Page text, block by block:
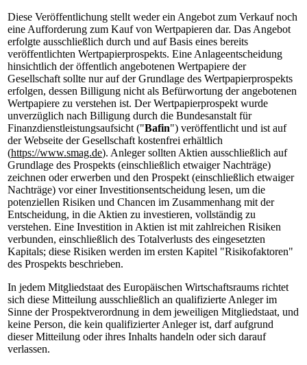
Diese Veröffentlichung stellt weder ein Angebot zum Verkauf noch
eine Aufforderung zum Kauf von Wertpapieren dar. Das Angebot
erfolgte ausschließlich durch und auf Basis eines bereits
veröffentlichten Wertpapierprospekts. Eine Anlageentscheidung
hinsichtlich der öffentlich angebotenen Wertpapiere der
Gesellschaft sollte nur auf der Grundlage des Wertpapierprospekts
erfolgen, dessen Billigung nicht als Befürwortung der angebotenen
Wertpapiere zu verstehen ist. Der Wertpapierprospekt wurde
unverzüglich nach Billigung durch die Bundesanstalt für
Finanzdienstleistungsaufsicht ("Bafin") veröffentlicht und ist auf
der Webseite der Gesellschaft kostenfrei erhältlich
(https://www.smag.de). Anleger sollten Aktien ausschließlich auf
Grundlage des Prospekts (einschließlich etwaiger Nachträge)
zeichnen oder erwerben und den Prospekt (einschließlich etwaiger
Nachträge) vor einer Investitionsentscheidung lesen, um die
potenziellen Risiken und Chancen im Zusammenhang mit der
Entscheidung, in die Aktien zu investieren, vollständig zu
verstehen. Eine Investition in Aktien ist mit zahlreichen Risiken
verbunden, einschließlich des Totalverlusts des eingesetzten
Kapitals; diese Risiken werden im ersten Kapitel "Risikofaktoren"
des Prospekts beschrieben.
In jedem Mitgliedstaat des Europäischen Wirtschaftsraums richtet
sich diese Mitteilung ausschließlich an qualifizierte Anleger im
Sinne der Prospektverordnung in dem jeweiligen Mitgliedstaat, und
keine Person, die kein qualifizierter Anleger ist, darf aufgrund
dieser Mitteilung oder ihres Inhalts handeln oder sich darauf
verlassen.